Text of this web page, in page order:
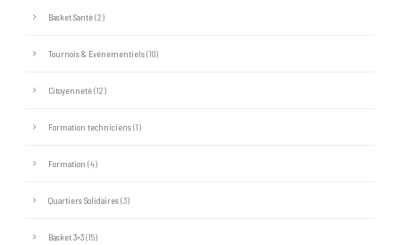
Basket Santé(2)
Tournois & Evénementiels(10)
Citoyenneté(12)
Formation techniciens(1)
Formation (4)
Quartiers Solidaires(3)
Basket 3×3(15)